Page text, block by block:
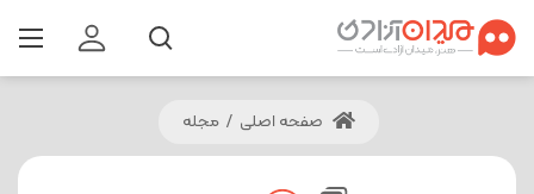
صفحه اصلی / مجله